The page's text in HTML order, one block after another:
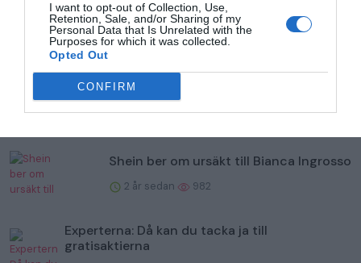
I want to opt-out of Collection, Use,
Retention, Sale, and/or Sharing of my
Personal Data that Is Unrelated with the
Purposes for which it was collected.
Opted Out
CONFIRM
Populär
Albin Lee Meldaus stöd till Molly Hammar efter
allsången
2 år sedan 1018
Shein ber om ursäkt till Bianca Ingrosso
2 år sedan 982
Experterna: Då kan du tacka ja till
gratisaktierna